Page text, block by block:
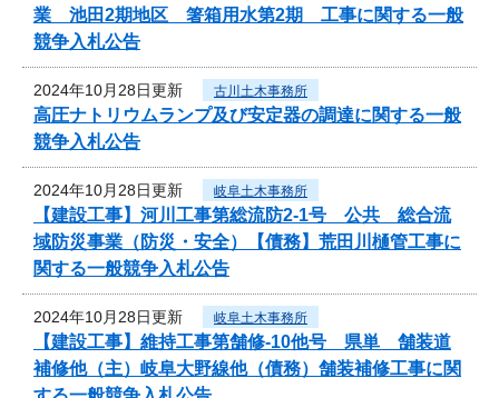
業 池田2期地区 箸箱用水第2期 工事に関する一般
競争入札公告
2024年10月28日更新 古川土木事務所
高圧ナトリウムランプ及び安定器の調達に関する一般
競争入札公告
2024年10月28日更新 岐阜土木事務所
【建設工事】河川工事第総流防2-1号 公共 総合流
域防災事業（防災・安全）【債務】荒田川樋管工事に
関する一般競争入札公告
2024年10月28日更新 岐阜土木事務所
【建設工事】維持工事第舗修-10他号 県単 舗装道
補修他（主）岐阜大野線他（債務）舗装補修工事に関